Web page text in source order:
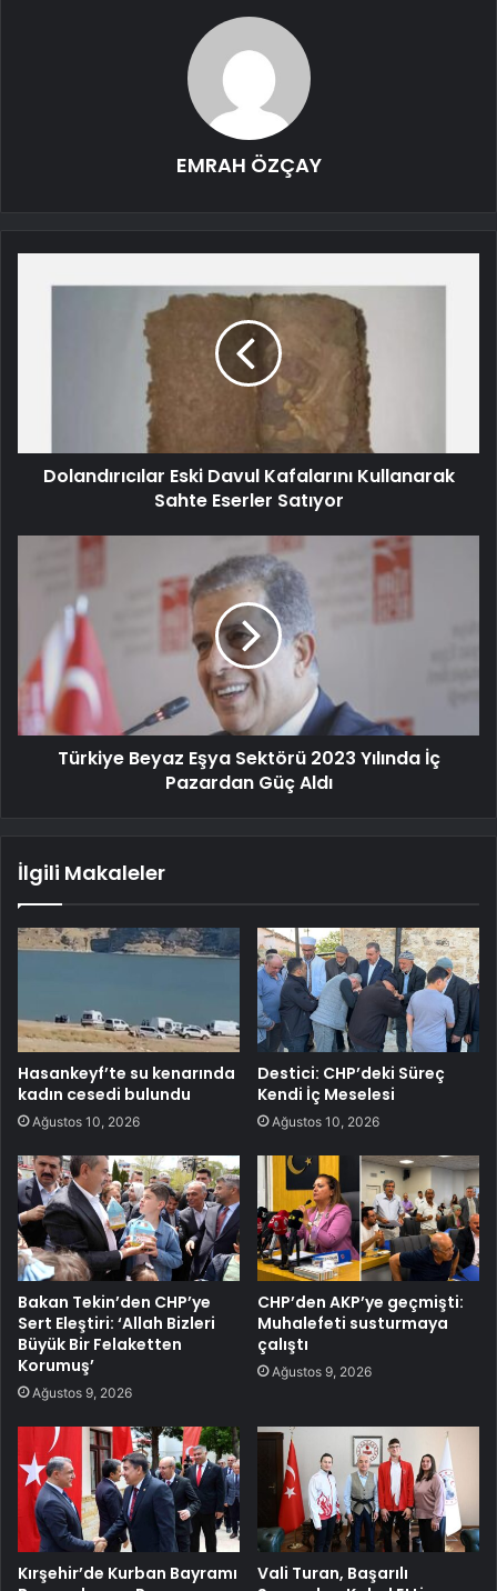
EMRAH ÖZÇAY
Dolandırıcılar Eski Davul Kafalarını Kullanarak
Sahte Eserler Satıyor
Türkiye Beyaz Eşya Sektörü 2023 Yılında İç
Pazardan Güç Aldı
İlgili Makaleler
Hasankeyf’te su kenarında
kadın cesedi bulundu
Ağustos 10, 2026
Destici: CHP’deki Süreç
Kendi İç Meselesi
Ağustos 10, 2026
Bakan Tekin’den CHP’ye
Sert Eleştiri: ‘Allah Bizleri
Büyük Bir Felaketten
Korumuş’
Ağustos 9, 2026
CHP’den AKP’ye geçmişti:
Muhalefeti susturmaya
çalıştı
Ağustos 9, 2026
Kırşehir’de Kurban Bayramı
Vali Turan, Başarılı